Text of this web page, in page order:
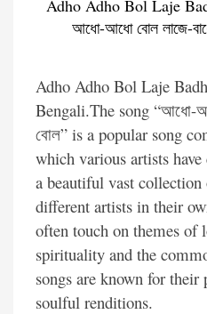
Adho Adho Bol Laje
আধো-আধো বোল লাজে-
Adho Adho Bol Laje
Bengali.The song “আধো-
বোল” is a popular song
which various artists have
a beautiful vast
different artists in their
often touch on themes of
spirituality and the
songs are known for
soulful renditions.